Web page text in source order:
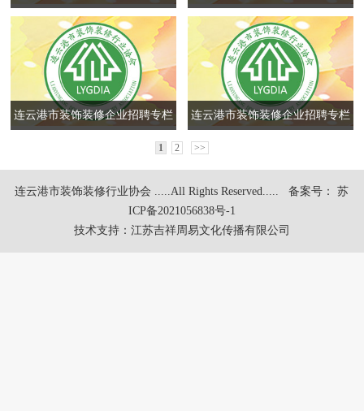
聘会“职”等你来！
连云港市装饰装修企业招聘专栏 连云港市装饰装修企业招聘专栏
1 2 >>
连云港市装饰装修行业协会 .....All Rights Reserved.....备案号： 苏
ICP备2021056838号-1
技术支持： 江苏吉祥周易文化传播有限公司